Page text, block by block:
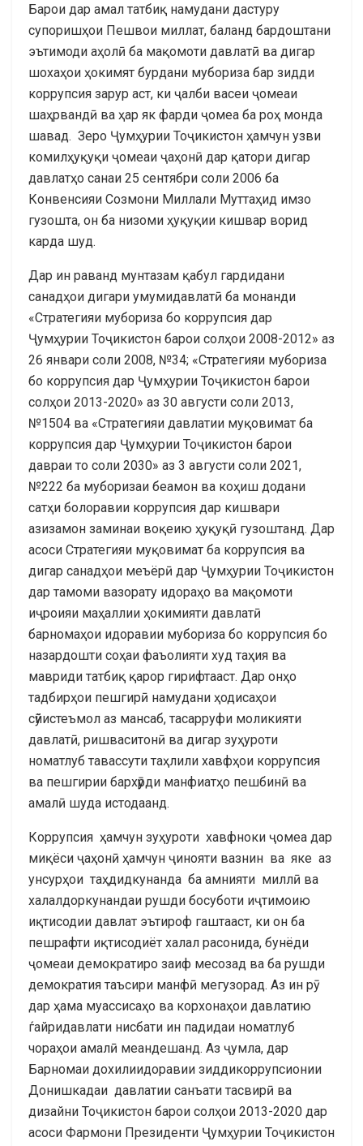
Барои дар амал татбиқ намудани дастуру
супоришҳои Пешвои миллат, баланд бардоштани
эътимоди аҳолӣ ба мақомоти давлатӣ ва дигар
шохаҳои ҳокимят бурдани мубориза бар зидди
коррупсия зарур аст, ки ҷалби васеи ҷомеаи
шаҳрвандӣ ва ҳар як фарди ҷомеа ба роҳ монда
шавад. Зеро Ҷумҳурии Тоҷикистон ҳамчун узви
комилҳуқуқи ҷомеаи ҷаҳонӣ дар қатори дигар
давлатҳо санаи 25 сентябри соли 2006 ба
Конвенсияи Созмони Миллали Муттаҳид имзо
гузошта, он ба низоми ҳуқуқии кишвар ворид
карда шуд.
Дар ин раванд мунтазам қабул гардидани
санадҳои дигари умумидавлатӣ ба монанди
«Стратегияи мубориза бо коррупсия дар
Ҷумҳурии Тоҷикистон барои солҳои 2008-2012» аз
26 январи соли 2008, №34; «Стратегияи мубориза
бо коррупсия дар Ҷумҳурии Тоҷикистон барои
солҳои 2013-2020» аз 30 августи соли 2013,
№1504 ва «Стратегияи давлатии муқовимат ба
коррупсия дар Ҷумҳурии Тоҷикистон барои
давраи то соли 2030» аз 3 августи соли 2021,
№222 ба муборизаи беамон ва коҳиш додани
сатҳи болоравии коррупсия дар кишвари
азизамон заминаи воқеию ҳуқуқӣ гузоштанд. Дар
асоси Стратегияи муқовимат ба коррупсия ва
дигар санадҳои меъёрӣ дар Ҷумҳурии Тоҷикистон
дар тамоми вазорату идораҳо ва мақомоти
иҷроияи маҳаллии ҳокимияти давлатӣ
барномаҳои идоравии мубориза бо коррупсия бо
назардошти соҳаи фаъолияти худ таҳия ва
мавриди татбиқ қарор гирифтааст. Дар онҳо
тадбирҳои пешгирӣ намудани ҳодисаҳои
сӯйистеъмол аз мансаб, тасарруфи моликияти
давлатӣ, ришваситонӣ ва дигар зуҳуроти
номатлуб тавассути таҳлили хавфҳои коррупсия
ва пешгирии бархӯрди манфиатҳо пешбинӣ ва
амалӣ шуда истодаанд.
Коррупсия ҳамчун зуҳуроти хавфноки ҷомеа дар
миқёси ҷаҳонӣ ҳамчун ҷинояти вазнин ва яке аз
унсурҳои таҳдидкунанда ба амнияти миллӣ ва
халалдоркунандаи рушди босуботи иҷтимоию
иқтисодии давлат эътироф гаштааст, ки он ба
пешрафти иқтисодиёт халал расонида, бунёди
ҷомеаи демократиро заиф месозад ва ба рушди
демократия таъсири манфӣ мегузорад. Аз ин рӯ
дар ҳама муассисаҳо ва корхонаҳои давлатию
ѓайридавлати нисбати ин падидаи номатлуб
чораҳои амалӣ меандешанд. Аз ҷумла, дар
Барномаи дохилиидоравии зиддикоррупсионии
Донишкадаи давлатии санъати тасвирӣ ва
дизайни Тоҷикистон барои солҳои 2013-2020 дар
асоси Фармони Президенти Ҷумҳурии Тоҷикистон